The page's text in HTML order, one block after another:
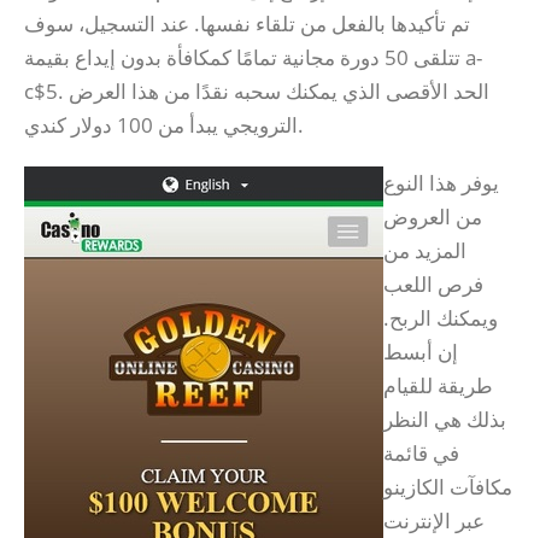
تم تأكيدها بالفعل من تلقاء نفسها. عند التسجيل، سوف
تتلقى 50 دورة مجانية تمامًا كمكافأة بدون إيداع بقيمة a-
c$5. الحد الأقصى الذي يمكنك سحبه نقدًا من هذا العرض
الترويجي يبدأ من 100 دولار كندي.
يوفر هذا النوع
من العروض
المزيد من
فرص اللعب
ويمكنك الربح.
إن أبسط
طريقة للقيام
بذلك هي النظر
في قائمة
مكافآت الكازينو
عبر الإنترنت